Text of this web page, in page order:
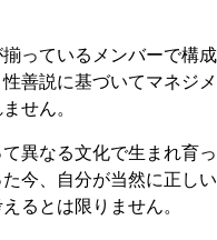
っているメンバーで構成
善説に基づいてマネジメ
せん。
異なる文化で生まれ育っ
今、自分が当然に正しい
るとは限りません。